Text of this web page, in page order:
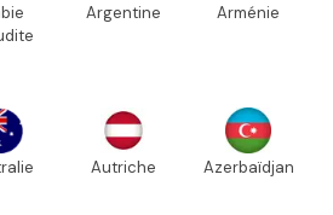
Argentine Arménie
Autriche Azerbaïdjan